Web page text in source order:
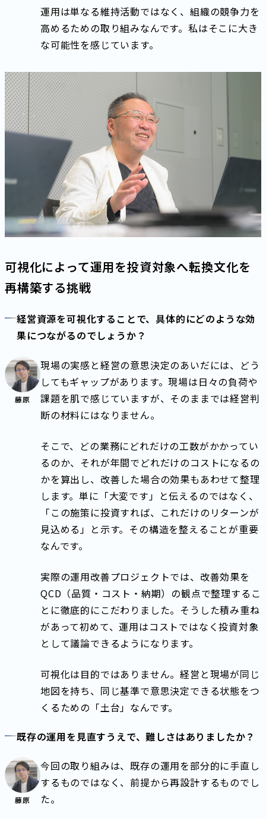
運用は単なる維持活動ではなく、組織の競争力を
高めるための取り組みなんです。私はそこに大き
な可能性を感じています。
可視化によって運用を投資対象へ転換――文化を
再構築する挑戦
経営資源を可視化することで、具体的にどのような効
果につながるのでしょうか？
藤原
現場の実感と経営の意思決定のあいだには、どう
してもギャップがあります。現場は日々の負荷や
課題を肌で感じていますが、そのままでは経営判
断の材料にはなりません。
そこで、どの業務にどれだけの工数がかかってい
るのか、それが年間でどれだけのコストになるの
かを算出し、改善した場合の効果もあわせて整理
します。単に「大変です」と伝えるのではなく、
「この施策に投資すれば、これだけのリターンが
見込める」と示す。その構造を整えることが重要
なんです。
実際の運用改善プロジェクトでは、改善効果を
QCD（品質・コスト・納期）の観点で整理するこ
とに徹底的にこだわりました。そうした積み重ね
があって初めて、運用はコストではなく投資対象
として議論できるようになります。
可視化は目的ではありません。経営と現場が同じ
地図を持ち、同じ基準で意思決定できる状態をつ
くるための「土台」なんです。
既存の運用を見直すうえで、難しさはありましたか？
藤原
今回の取り組みは、既存の運用を部分的に手直し
するものではなく、前提から再設計するものでし
た。